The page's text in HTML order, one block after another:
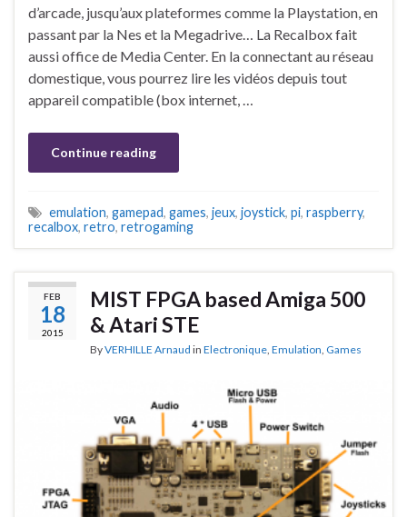
d’arcade, jusqu’aux plateformes comme la Playstation, en
passant par la Nes et la Megadrive… La Recalbox fait
aussi office de Media Center. En la connectant au réseau
domestique, vous pourrez lire les vidéos depuis tout
appareil compatible (box internet, …
Continue reading
emulation, gamepad, games, jeux, joystick, pi, raspberry,
recalbox, retro, retrogaming
FEB
18
2015
MIST FPGA based Amiga 500
& Atari STE
ByVERHILLE Arnaud in Electronique Emulation Games